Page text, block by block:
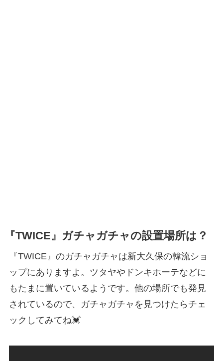
『TWICE』ガチャガチャの設置場所は？
『TWICE』のガチャガチャは新大久保の韓流ショ
ップにありますよ。ツタヤやドンキホーテなどに
もたまに置いているようです。他の場所でも発見
されているので、ガチャガチャを見つけたらチェ
ックしてみてね💓